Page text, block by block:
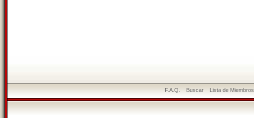
F.A.Q. Buscar Lista de Miembros